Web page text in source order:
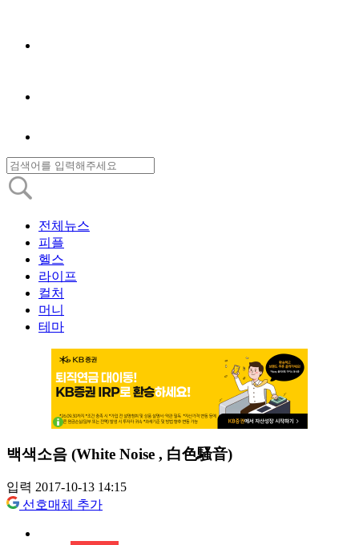
전체뉴스
피플
헬스
라이프
컬처
머니
테마
백색소음 (White Noise , 白色騷音)
입력 2017-10-13 14:15
선호매체 추가